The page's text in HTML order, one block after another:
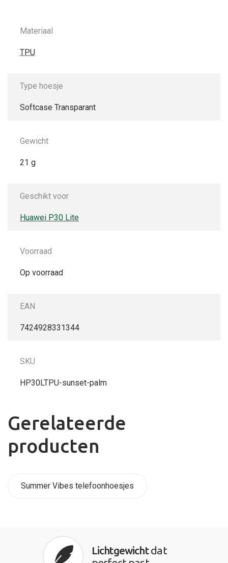
Materiaal
TPU
Type hoesje
Softcase Transparant
Gewicht
21 g
Geschikt voor
Huawei P30 Lite
Voorraad
Op voorraad
EAN
7424928331344
SKU
HP30LTPU-sunset-palm
Gerelateerde
producten
Summer Vibes telefoonhoesjes
Lichtgewichtdat